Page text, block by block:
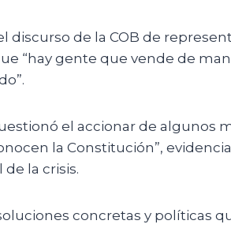
discurso de la COB de
“hay gente que vende de
el accionar de algunos
la Constitución”,
la crisis.
concretas y políticas